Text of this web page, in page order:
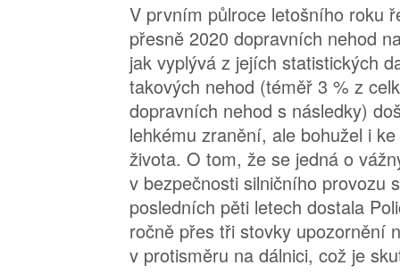
V prvním půlroce letošního roku
přesně 2020 dopravních nehod
jak vyplývá z jejích statistických
takových nehod (téměř 3 % z
dopravních nehod s následky)
lehkému zranění, ale bohužel i
života. O tom, že se jedná o
v bezpečnosti silničního provozu
posledních pěti letech dostala
ročně přes tři stovky upozornění
v protisměru na dálnici, což je